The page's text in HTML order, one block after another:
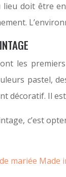
doit être
les
pastel,
décoratif. Il
c’est
mariée Made